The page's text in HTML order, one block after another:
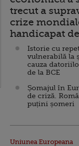
trecut a
crize
handicapat
Istorie cu
vulnerabilă la
cauza
de la BCE
Șomajul în
de criză.
puțini șomeri
Uniunea Europeana